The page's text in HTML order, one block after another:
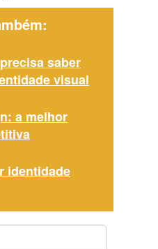
saber
visual
a melhor
identidade